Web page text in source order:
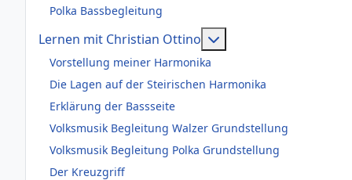
Polka Bassbegleitung
Lernen mit Christian Ottino
Vorstellung meiner Harmonika
Die Lagen auf der Steirischen Harmonika
Erklärung der Bassseite
Volksmusik Begleitung Walzer Grundstellung
Volksmusik Begleitung Polka Grundstellung
Der Kreuzgriff